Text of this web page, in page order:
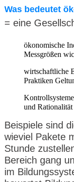
Was bedeutet
= eine
ökonomische
Messgrößen
wirtschaftliche
Praktiken
und Rationalität
Beispiele sind
wieviel Pakete
Stunde
Bereich gang
im